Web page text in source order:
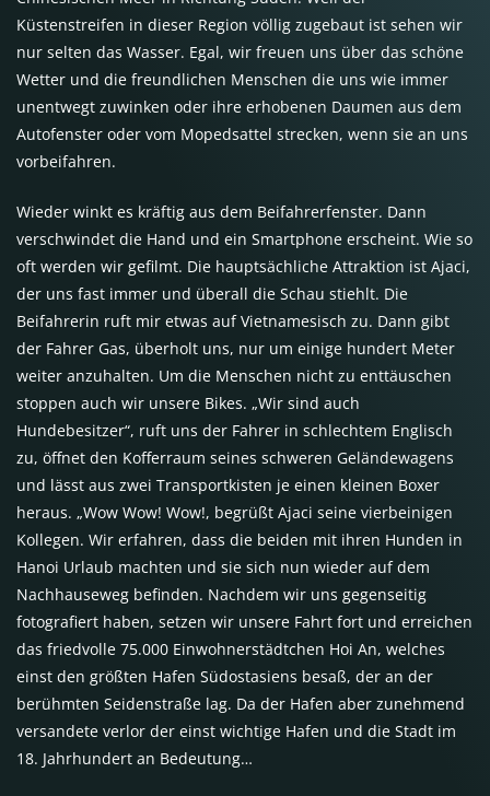
Küstenstreifen in dieser Region völlig zugebaut ist sehen wir
nur selten das Wasser. Egal, wir freuen uns über das schöne
Wetter und die freundlichen Menschen die uns wie immer
unentwegt zuwinken oder ihre erhobenen Daumen aus dem
Autofenster oder vom Mopedsattel strecken, wenn sie an uns
vorbeifahren.
Wieder winkt es kräftig aus dem Beifahrerfenster. Dann
verschwindet die Hand und ein Smartphone erscheint. Wie so
oft werden wir gefilmt. Die hauptsächliche Attraktion ist Ajaci,
der uns fast immer und überall die Schau stiehlt. Die
Beifahrerin ruft mir etwas auf Vietnamesisch zu. Dann gibt
der Fahrer Gas, überholt uns, nur um einige hundert Meter
weiter anzuhalten. Um die Menschen nicht zu enttäuschen
stoppen auch wir unsere Bikes. „Wir sind auch
Hundebesitzer“, ruft uns der Fahrer in schlechtem Englisch
zu, öffnet den Kofferraum seines schweren Geländewagens
und lässt aus zwei Transportkisten je einen kleinen Boxer
heraus. „Wow Wow! Wow!, begrüßt Ajaci seine vierbeinigen
Kollegen. Wir erfahren, dass die beiden mit ihren Hunden in
Hanoi Urlaub machten und sie sich nun wieder auf dem
Nachhauseweg befinden. Nachdem wir uns gegenseitig
fotografiert haben, setzen wir unsere Fahrt fort und erreichen
das friedvolle 75.000 Einwohnerstädtchen Hoi An, welches
einst den größten Hafen Südostasiens besaß, der an der
berühmten Seidenstraße lag. Da der Hafen aber zunehmend
versandete verlor der einst wichtige Hafen und die Stadt im
18. Jahrhundert an Bedeutung…